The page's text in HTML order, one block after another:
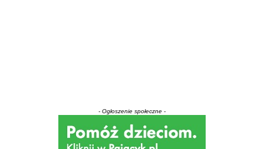
- Ogłoszenie społeczne -